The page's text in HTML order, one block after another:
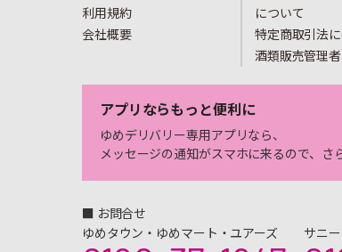
利用規約
会社概要
について
特定商取引法
酒類販売管理
アプリならもっと便利に
ゆめデリバリー専用アプリなら、
メッセージの通知がスマホに来るので、さ
■ お問合せ
ゆめタウン・ゆめマート・ユアーズ
サニー